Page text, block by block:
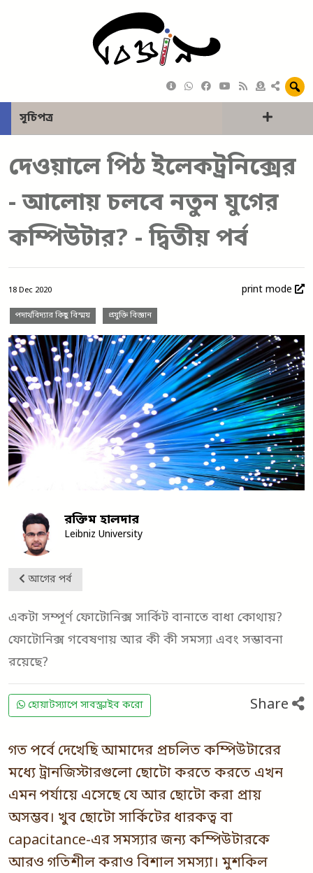
সূচিপত্র
দেওয়ালে পিঠ ইলেকট্রনিক্সের
- আলোয় চলবে নতুন যুগের
কম্পিউটার? - দ্বিতীয় পর্ব
18 Dec 2020 print mode
পদার্থবিদ্যার কিছু বিস্ময় প্রযুক্তি বিজ্ঞান
রক্তিম হালদার
Leibniz University
আগের পর্ব
একটা সম্পূর্ণ ফোটোনিক্স সার্কিট বানাতে বাধা কোথায়?
ফোটোনিক্স গবেষণায় আর কী কী সমস্যা এবং সম্ভাবনা
রয়েছে?
হোয়াটস্যাপে সাবস্ক্রাইব করো Share
গত পর্বে দেখেছি আমাদের প্রচলিত কম্পিউটারের
মধ্যে ট্রানজিস্টারগুলো ছোটো করতে করতে এখন
এমন পর্যায়ে এসেছে যে আর ছোটো করা প্রায়
অসম্ভব। খুব ছোটো সার্কিটের ধারকত্ব বা
capacitance-এর সমস্যার জন্য কম্পিউটারকে
আরও গতিশীল করাও বিশাল সমস্যা। মুশকিল